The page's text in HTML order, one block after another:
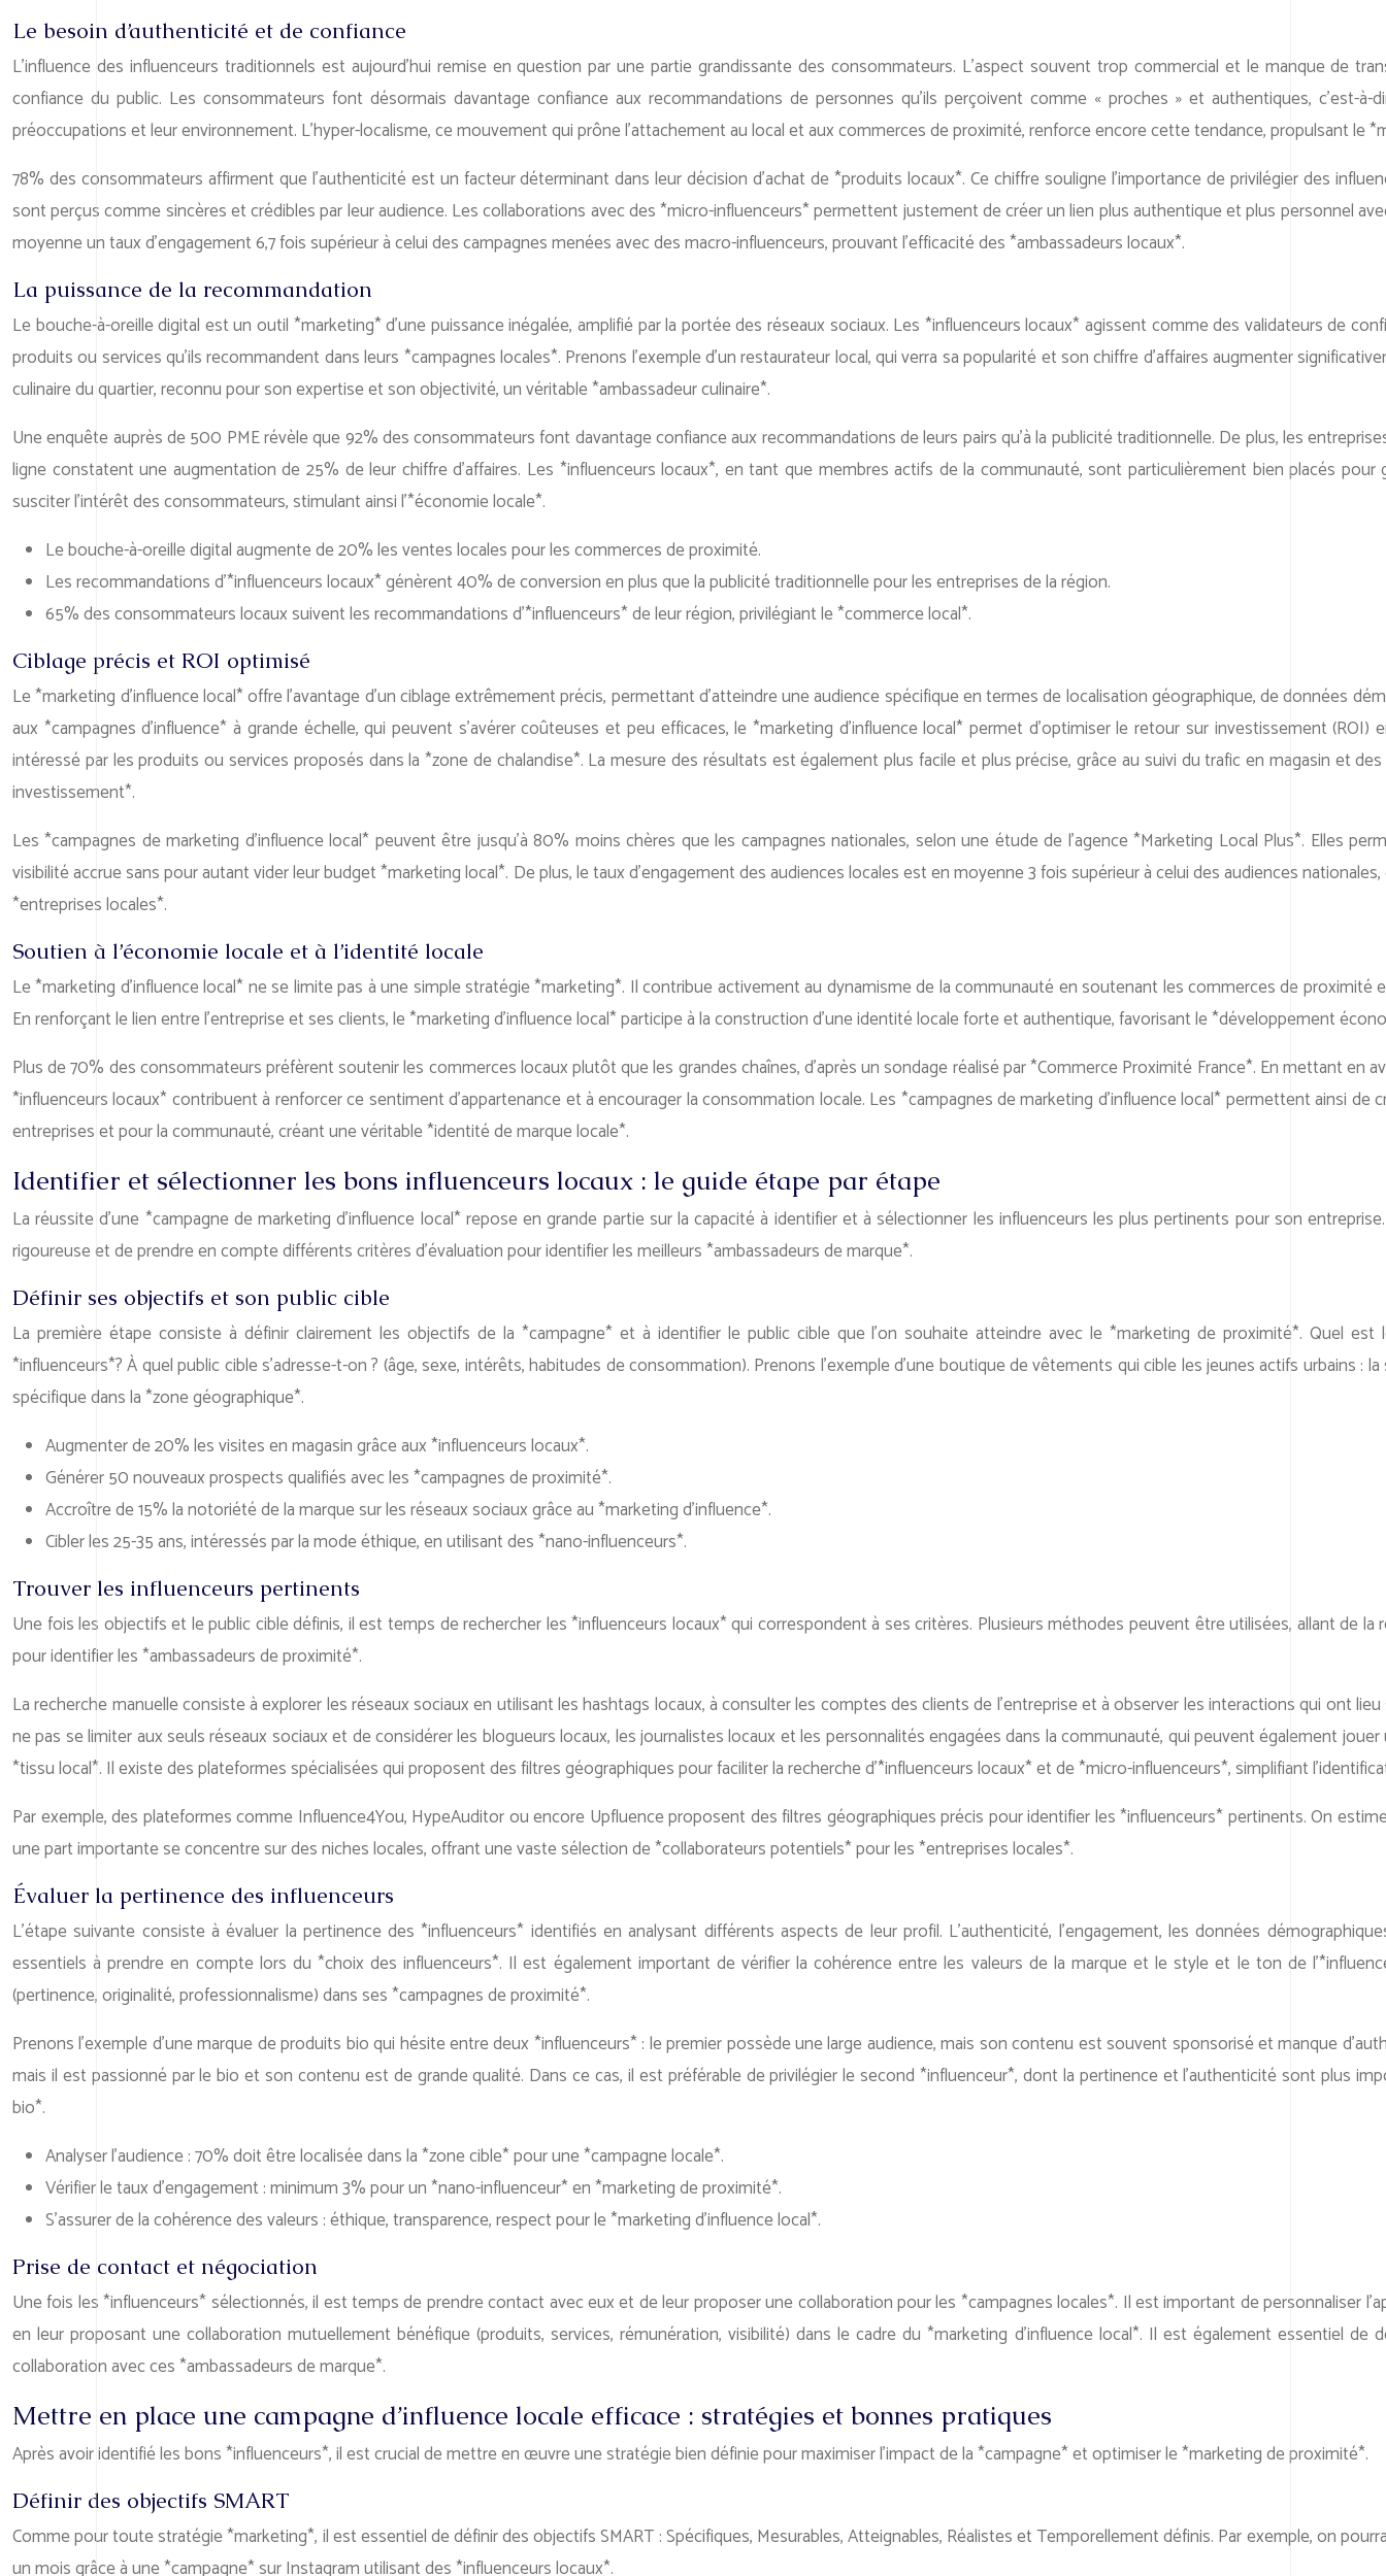
Le besoin d’authenticité et de confiance
L’influence des influenceurs traditionnels est aujourd’hui remise en question par une partie grandissante des consommateurs. L’aspect souvent trop commercial et le manque de
confiance du public. Les consommateurs font désormais davantage confiance aux recommandations de personnes qu’ils perçoivent comme « proches » et authentiques, c’est-à-
préoccupations et leur environnement. L’hyper-localisme, ce mouvement qui prône l’attachement au local et aux commerces de proximité, renforce encore cette tendance, propulsant le
78% des consommateurs affirment que l’authenticité est un facteur déterminant dans leur décision d’achat de *produits locaux*. Ce chiffre souligne l’importance de privilégier des
sont perçus comme sincères et crédibles par leur audience. Les collaborations avec des *micro-influenceurs* permettent justement de créer un lien plus authentique et plus personnel
moyenne un taux d’engagement 6,7 fois supérieur à celui des campagnes menées avec des macro-influenceurs, prouvant l’efficacité des *ambassadeurs locaux*.
La puissance de la recommandation
Le bouche-à-oreille digital est un outil *marketing* d’une puissance inégalée, amplifié par la portée des réseaux sociaux. Les *influenceurs locaux* agissent comme des validateurs de
produits ou services qu’ils recommandent dans leurs *campagnes locales*. Prenons l’exemple d’un restaurateur local, qui verra sa popularité et son chiffre d’affaires augmenter
culinaire du quartier, reconnu pour son expertise et son objectivité, un véritable *ambassadeur culinaire*.
Une enquête auprès de 500 PME révèle que 92% des consommateurs font davantage confiance aux recommandations de leurs pairs qu’à la publicité traditionnelle. De plus, les
ligne constatent une augmentation de 25% de leur chiffre d’affaires. Les *influenceurs locaux*, en tant que membres actifs de la communauté, sont particulièrement bien placés
susciter l’intérêt des consommateurs, stimulant ainsi l’*économie locale*.
Le bouche-à-oreille digital augmente de 20% les ventes locales pour les commerces de proximité.
Les recommandations d’*influenceurs locaux* génèrent 40% de conversion en plus que la publicité traditionnelle pour les entreprises de la région.
65% des consommateurs locaux suivent les recommandations d’*influenceurs* de leur région, privilégiant le *commerce local*.
Ciblage précis et ROI optimisé
Le *marketing d’influence local* offre l’avantage d’un ciblage extrêmement précis, permettant d’atteindre une audience spécifique en termes de localisation géographique, de données
aux *campagnes d’influence* à grande échelle, qui peuvent s’avérer coûteuses et peu efficaces, le *marketing d’influence local* permet d’optimiser le retour sur investissement
intéressé par les produits ou services proposés dans la *zone de chalandise*. La mesure des résultats est également plus facile et plus précise, grâce au suivi du trafic en magasin et
investissement*.
Les *campagnes de marketing d’influence local* peuvent être jusqu’à 80% moins chères que les campagnes nationales, selon une étude de l’agence *Marketing Local Plus*. Elles
visibilité accrue sans pour autant vider leur budget *marketing local*. De plus, le taux d’engagement des audiences locales est en moyenne 3 fois supérieur à celui des audiences
*entreprises locales*.
Soutien à l’économie locale et à l’identité locale
Le *marketing d’influence local* ne se limite pas à une simple stratégie *marketing*. Il contribue activement au dynamisme de la communauté en soutenant les commerces de proximité
En renforçant le lien entre l’entreprise et ses clients, le *marketing d’influence local* participe à la construction d’une identité locale forte et authentique, favorisant le *développement
Plus de 70% des consommateurs préfèrent soutenir les commerces locaux plutôt que les grandes chaînes, d’après un sondage réalisé par *Commerce Proximité France*. En mettant en
*influenceurs locaux* contribuent à renforcer ce sentiment d’appartenance et à encourager la consommation locale. Les *campagnes de marketing d’influence local* permettent ainsi de
entreprises et pour la communauté, créant une véritable *identité de marque locale*.
Identifier et sélectionner les bons influenceurs locaux : le guide étape par étape
La réussite d’une *campagne de marketing d’influence local* repose en grande partie sur la capacité à identifier et à sélectionner les influenceurs les plus pertinents pour son
rigoureuse et de prendre en compte différents critères d’évaluation pour identifier les meilleurs *ambassadeurs de marque*.
Définir ses objectifs et son public cible
La première étape consiste à définir clairement les objectifs de la *campagne* et à identifier le public cible que l’on souhaite atteindre avec le *marketing de proximité*. Quel
*influenceurs*? À quel public cible s’adresse-t-on ? (âge, sexe, intérêts, habitudes de consommation). Prenons l’exemple d’une boutique de vêtements qui cible les jeunes actifs urbains :
spécifique dans la *zone géographique*.
Augmenter de 20% les visites en magasin grâce aux *influenceurs locaux*.
Générer 50 nouveaux prospects qualifiés avec les *campagnes de proximité*.
Accroître de 15% la notoriété de la marque sur les réseaux sociaux grâce au *marketing d’influence*.
Cibler les 25-35 ans, intéressés par la mode éthique, en utilisant des *nano-influenceurs*.
Trouver les influenceurs pertinents
Une fois les objectifs et le public cible définis, il est temps de rechercher les *influenceurs locaux* qui correspondent à ses critères. Plusieurs méthodes peuvent être utilisées, allant de la
pour identifier les *ambassadeurs de proximité*.
La recherche manuelle consiste à explorer les réseaux sociaux en utilisant les hashtags locaux, à consulter les comptes des clients de l’entreprise et à observer les interactions qui ont
ne pas se limiter aux seuls réseaux sociaux et de considérer les blogueurs locaux, les journalistes locaux et les personnalités engagées dans la communauté, qui peuvent également
*tissu local*. Il existe des plateformes spécialisées qui proposent des filtres géographiques pour faciliter la recherche d’*influenceurs locaux* et de *micro-influenceurs*, simplifiant
Par exemple, des plateformes comme Influence4You, HypeAuditor ou encore Upfluence proposent des filtres géographiques précis pour identifier les *influenceurs* pertinents. On
une part importante se concentre sur des niches locales, offrant une vaste sélection de *collaborateurs potentiels* pour les *entreprises locales*.
Évaluer la pertinence des influenceurs
L’étape suivante consiste à évaluer la pertinence des *influenceurs* identifiés en analysant différents aspects de leur profil. L’authenticité, l’engagement, les données
essentiels à prendre en compte lors du *choix des influenceurs*. Il est également important de vérifier la cohérence entre les valeurs de la marque et le style et le ton de
(pertinence, originalité, professionnalisme) dans ses *campagnes de proximité*.
Prenons l’exemple d’une marque de produits bio qui hésite entre deux *influenceurs* : le premier possède une large audience, mais son contenu est souvent sponsorisé et manque
mais il est passionné par le bio et son contenu est de grande qualité. Dans ce cas, il est préférable de privilégier le second *influenceur*, dont la pertinence et l’authenticité sont plus
bio*.
Analyser l’audience : 70% doit être localisée dans la *zone cible* pour une *campagne locale*.
Vérifier le taux d’engagement : minimum 3% pour un *nano-influenceur* en *marketing de proximité*.
S’assurer de la cohérence des valeurs : éthique, transparence, respect pour le *marketing d’influence local*.
Prise de contact et négociation
Une fois les *influenceurs* sélectionnés, il est temps de prendre contact avec eux et de leur proposer une collaboration pour les *campagnes locales*. Il est important de personnaliser
en leur proposant une collaboration mutuellement bénéfique (produits, services, rémunération, visibilité) dans le cadre du *marketing d’influence local*. Il est également essentiel
collaboration avec ces *ambassadeurs de marque*.
Mettre en place une campagne d’influence locale efficace : stratégies et bonnes pratiques
Après avoir identifié les bons *influenceurs*, il est crucial de mettre en œuvre une stratégie bien définie pour maximiser l’impact de la *campagne* et optimiser le *marketing de proximité*.
Définir des objectifs SMART
Comme pour toute stratégie *marketing*, il est essentiel de définir des objectifs SMART : Spécifiques, Mesurables, Atteignables, Réalistes et Temporellement définis. Par exemple, on
un mois grâce à une *campagne* sur Instagram utilisant des *influenceurs locaux*.